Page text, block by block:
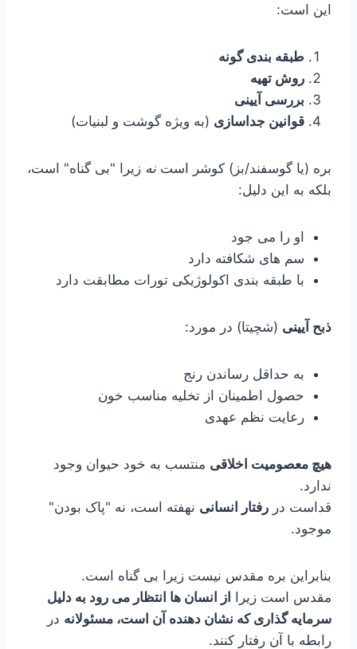
این است:
طبقه بندی گونه
روش تهیه
بررسی آیینی
قوانین جداسازی (به ویژه گوشت و لبنیات)
بره (یا گوسفند/بز) کوشر است نه زیرا "بی گناه" است،
بلکه به این دلیل:
او را می جود
سم های شکافته دارد
با طبقه بندی اکولوژیکی تورات مطابقت دارد
ذبح آیینی (شچیتا) در مورد:
به حداقل رساندن رنج
حصول اطمینان از تخلیه مناسب خون
رعایت نظم عهدی
هیچ معصومیت اخلاقی منتسب به خود حیوان وجود
ندارد.
قداست در رفتار انسانی نهفته است، نه "پاک بودن"
موجود.
بنابراین بره مقدس نیست زیرا بی گناه است.
مقدس است زیرا از انسان ها انتظار می رود به دلیل
سرمایه گذاری که نشان دهنده آن است، مسئولانه در
رابطه با آن رفتار کنند.